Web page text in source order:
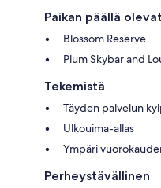
Paikan päällä
Blossom Reserve
Plum Skybar and
Tekemistä
Täyden palvelun
Ulkouima-allas
Ympäri
Perheystävällinen